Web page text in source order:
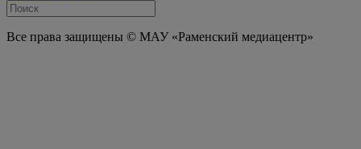
Все права защищены © МАУ «Раменский медиацентр»